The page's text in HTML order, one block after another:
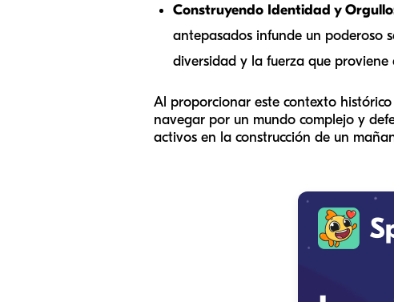
Construyendo Identidad y
antepasados ​​infunde un poderoso
diversidad y la fuerza que
Al proporcionar este contexto
navegar por un mundo complejo y
activos en la construcción de un